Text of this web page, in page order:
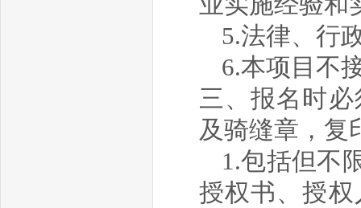
5.法律、行
6.本项目不
三、报名时
及骑缝章 ，
1.包括但不
授权书、授